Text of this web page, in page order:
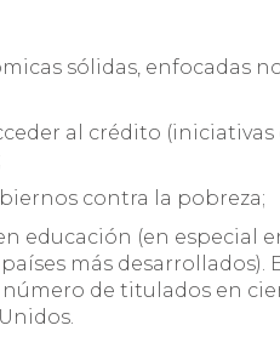
sólidas, enfocadas
al crédito
contra la pobreza;
educación (en especial
más desarrollados).
de titulados en